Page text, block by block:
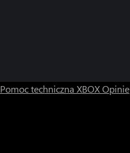
Pomoc techniczna XBOXOpinie